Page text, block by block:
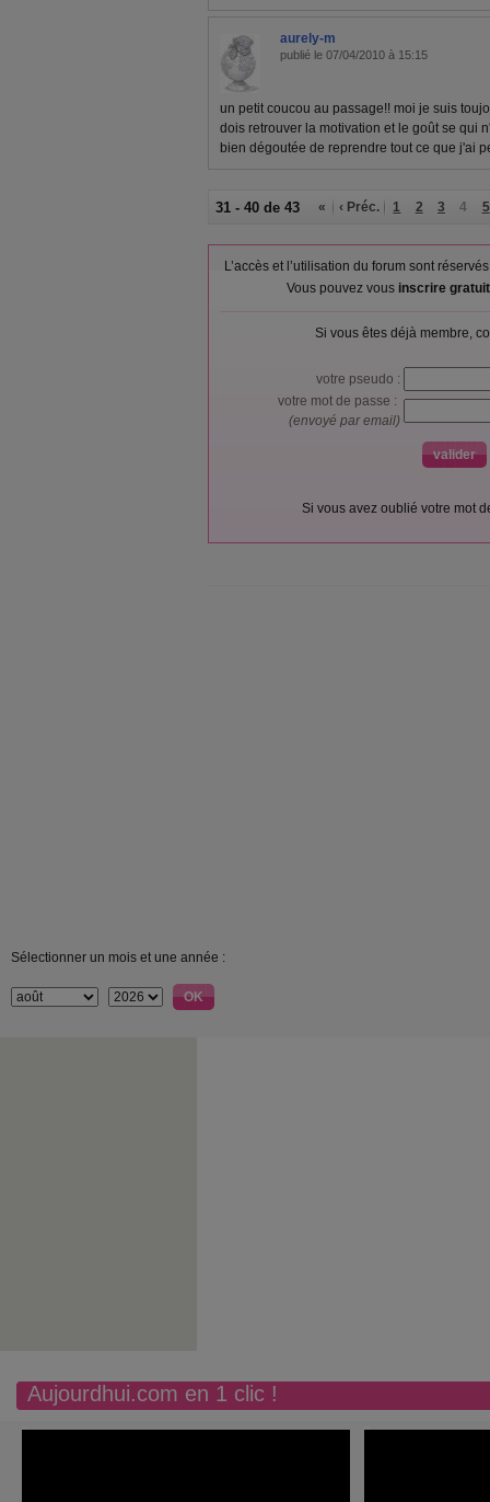
aurely-m
publié le 07/04/2010 à 15:15
un petit coucou au passage!! moi je suis
dois retrouver la motivation et le goût se qui
bien dégoutée de reprendre tout ce que j'ai
31 - 40 de 43 « ‹ Préc. 1 2 3 4 5
L’accès et l’utilisation du forum sont
Vous pouvez vous inscrire
Si vous êtes déjà membre,
votre pseudo :
votre mot de passe :
(envoyé par email)
Si vous avez oublié votre mot
Sélectionner un mois et une année :
Aujourdhui.com en 1 clic !